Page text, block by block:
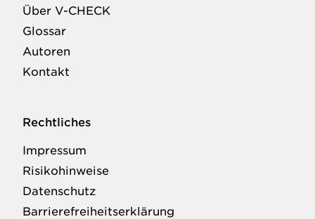
Über V-CHECK
Glossar
Autoren
Kontakt
Rechtliches
Impressum
Risikohinweise
Datenschutz
Barrierefreiheitserklärung